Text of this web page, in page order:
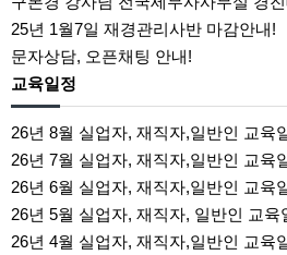
25년 1월7일 재경관리사반 마감안내!
문자상담, 오픈채팅 안내!
교육일정
26년 8월 실업자, 재직자,일반인 교육
26년 7월 실업자, 재직자,일반인 교육
26년 6월 실업자, 재직자,일반인 교육
26년 5월 실업자, 재직자, 일반인 교육
26년 4월 실업자, 재직자,일반인 교육